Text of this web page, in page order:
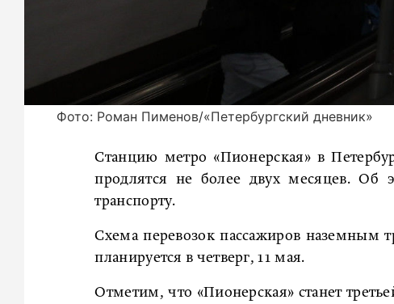
Фото: Роман Пименов/«Петербургский дневник»
Станцию метро «Пионерская» в
продлятся не более двух месяцев. Об
транспорту.
Схема перевозок пассажиров наземным
планируется в четверг, 11 мая.
Отметим, что «Пионерская» станет